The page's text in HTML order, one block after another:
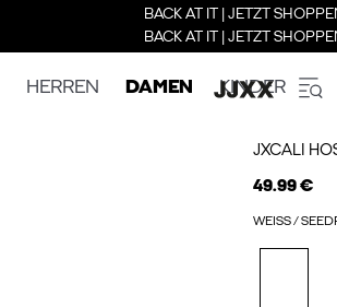
BACK AT IT | JETZT
BACK AT IT | JETZT
HERREN DAMEN KINDER
JXCALI
49.99 €
WEISS /